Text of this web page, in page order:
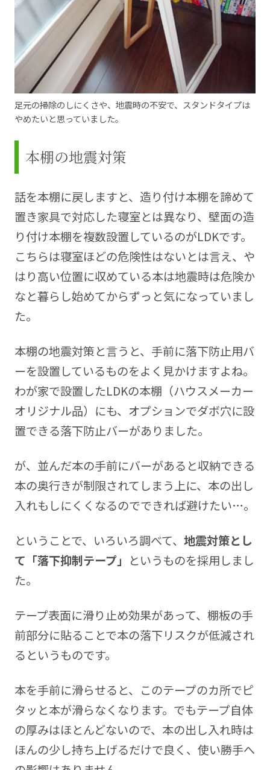
足元の掃除のしにくさや、地震時の不安で、スタンドタイプは
やめたいと思っていました。
本棚の地震対策
話を本棚に戻しますと、造り付け本棚を諦めて
置き家具で対応した寝室とは異なり、壁面の造
り付け本棚を複数設置しているのがLDKです。
こちらは寝室ほどの危険性はないとは言え、や
はり高い位置に収めている本は地震時は危険か
なと暮らし始めてからずっと気になっていまし
た。
本棚の地震対策と言うと、手前に落下防止用バ
ーを設置しているものをよく見かけますよね。
わが家で設置したLDKの本棚（ハウスメーカー
オリジナル品）にも、オプションでダボ穴に設
置できる落下防止バーがありました。
が、並んだ本の手前にバーがあると収納できる
本の奥行きが制限されてしまう上に、本の出し
入れもしにくくなるのでできれば避けたい…。
ということで、いろいろ調べて、 地震対策とし
て「落下抑制テープ」 というものを採用しまし
た。
テープ表面に滑り止め効果があって、棚板の手
前部分に貼ることで本の落下リスクが低減され
るというものです。
本を手前に滑らせると、このテープのカ所でピ
タッと本が滑らなくなります。でもテープ自体
の厚みはほとんどないので、本の出し入れ時は
ほんの少し持ち上げるだけで良く、使い勝手へ